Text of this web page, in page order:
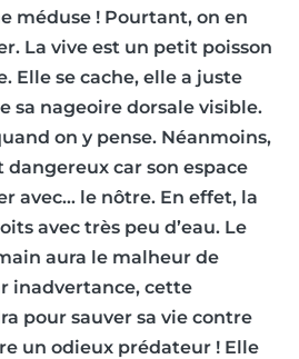
méduse ! Pourtant, on en
La vive est un petit poisson
Elle se cache, elle a juste
sa nageoire dorsale visible.
on y pense. Néanmoins,
dangereux car son espace
avec… le nôtre. En effet, la
avec très peu d’eau. Le
aura le malheur de
inadvertance, cette
pour sauver sa vie contre
un odieux prédateur ! Elle